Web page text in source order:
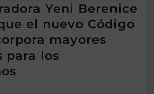
Yeni Berenice
el nuevo Código
mayores
para los